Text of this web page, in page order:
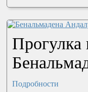
Прогулка
Подробности